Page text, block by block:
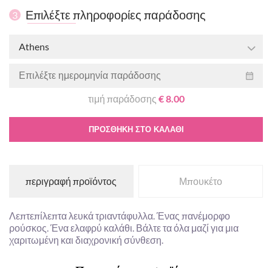
3 Επιλέξτε πληροφορίες παράδοσης
Athens
τιμή παράδοσης € 8.00
ΠΡΟΣΘΉΚΗ ΣΤΟ ΚΑΛΆΘΙ
περιγραφή προϊόντος Μπουκέτο
Λεπτεπίλεπτα λευκά τριαντάφυλλα. Ένας πανέμορφο
ρούσκος. Ένα ελαφρύ καλάθι. Βάλτε τα όλα μαζί για μια
χαριτωμένη και διαχρονική σύνθεση.